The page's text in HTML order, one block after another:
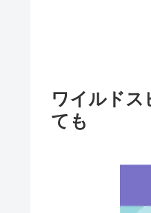
ワイルド
ても